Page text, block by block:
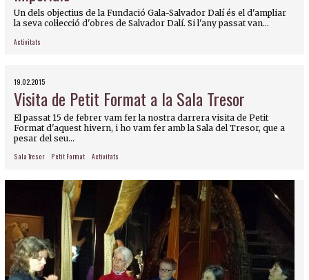
Un dels objectius de la Fundació Gala-Salvador Dalí és el d'ampliar
la seva col·lecció d'obres de Salvador Dalí. Si l'any passat van...
Activitats
19.02.2015
Visita de Petit Format a la Sala Tresor
El passat 15 de febrer vam fer la nostra darrera visita de Petit
Format d'aquest hivern, i ho vam fer amb la Sala del Tresor, que a
pesar del seu...
Sala Tresor Petit Format Activitats